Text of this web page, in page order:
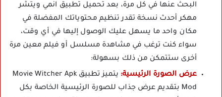
البحث عنها في كل مرة، بعد تحميل تطبيق انمي ويتشر
مهكر أحدث نسخة تقدر تنظيم محتوياتك المفضلة في
مكان واحد ما يسهل عليك الوصول إليها في أي وقت،
سواء كنت ترغب في مشاهدة مسلسل أو فيلم معين مرة
أخرى ستتمكن من ذلك بسهولة:
عرض الصورة الرئيسية:
يتميز تطبيق Movie Witcher Apk
Mod بتقديم عرض جذاب للصورة الرئيسية الخاصة بكل